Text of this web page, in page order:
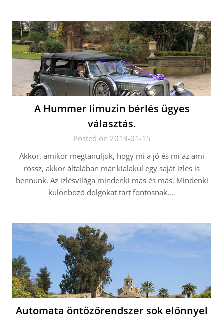
A Hummer limuzin bérlés ügyes
választás.
Posted on 2013-01-15
Akkor, amikor megtanuljuk, hogy mi a jó és mi az ami
rossz, akkor általában már kialakul egy saját ízlés is
bennünk. Az ízlésvilága mindenki más és más. Mindenki
különböző dolgokat tart fontosnak,…
Automata öntözőrendszer sok előnnyel